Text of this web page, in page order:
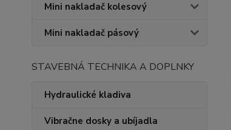
Mini nakladač kolesový
Mini nakladač pásový
STAVEBNÁ TECHNIKA A DOPLNKY
Hydraulické kladiva
Vibračne dosky a ubíjadla